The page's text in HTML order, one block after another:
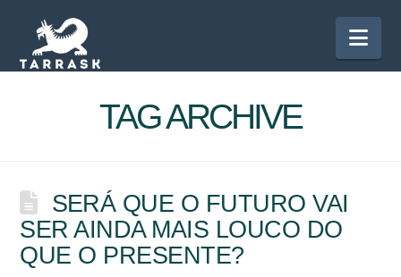
TAG ARCHIVE
SERÁ QUE O FUTURO VAI
SER AINDA MAIS LOUCO DO
QUE O PRESENTE?